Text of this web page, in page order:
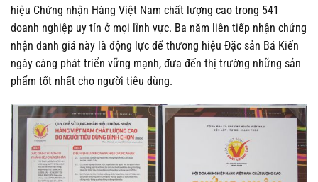
hiệu Chứng nhận Hàng Việt Nam chất lượng cao trong 541
doanh nghiệp uy tín ở mọi lĩnh vực. Ba năm liên tiếp nhận chứng
nhận danh giá này là động lực để thương hiệu Đặc sản Bá Kiến
ngày càng phát triển vững mạnh, đưa đến thị trường những sản
phẩm tốt nhất cho người tiêu dùng.